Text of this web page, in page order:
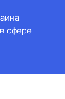
сфере